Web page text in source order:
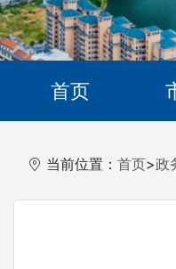
首页
当前位置： 首页>政